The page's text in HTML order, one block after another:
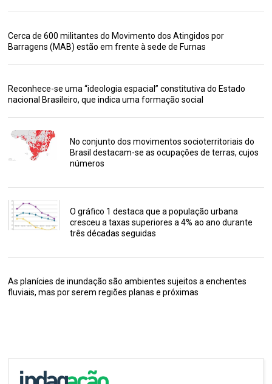
Cerca de 600 militantes do Movimento dos Atingidos por
Barragens (MAB) estão em frente à sede de Furnas
Reconhece-se uma “ideologia espacial” constitutiva do Estado
nacional Brasileiro, que indica uma formação social
No conjunto dos movimentos socioterritoriais do
Brasil destacam-se as ocupações de terras, cujos
números
O gráfico 1 destaca que a população urbana
cresceu a taxas superiores a 4% ao ano durante
três décadas seguidas
As planícies de inundação são ambientes sujeitos a enchentes
fluviais, mas por serem regiões planas e próximas